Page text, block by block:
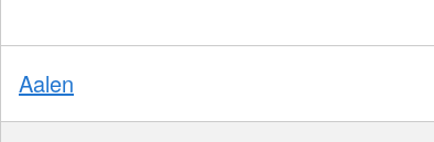
Aalen